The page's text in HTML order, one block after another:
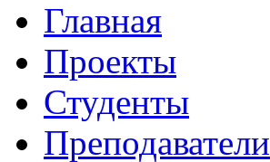
Главная
Проекты
Студенты
Преподаватели